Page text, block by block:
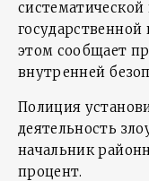
этом сообщает
внутренней
Полиция
деятельность
начальник
процент.